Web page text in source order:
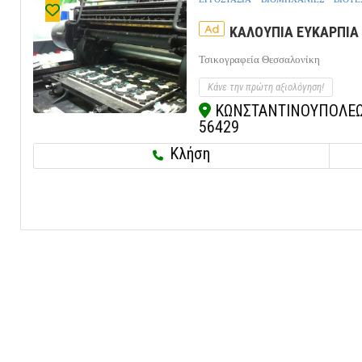
Ad ΚΑΛΟΥΠΙΑ
Τσικογραφεία Θεσσαλονίκη
Κάνε την πρώτη αξιολόγηση!
56429
Κλήση